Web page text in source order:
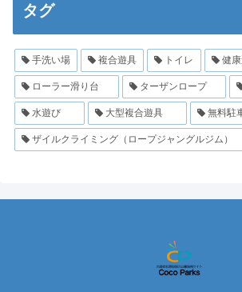
タグ
手洗い場 複合遊具 トイレ 健康
ローラー滑り台 ターザンロープ
水遊び 大型複合遊具 無料駐
ザイルクライミング（ロープジャングルジム）